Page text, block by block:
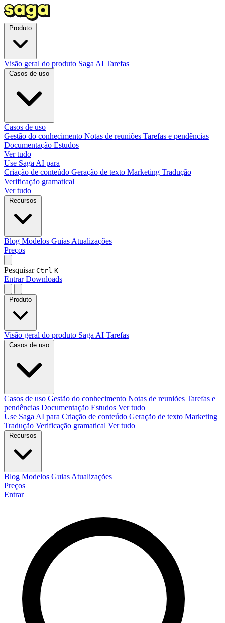
Visão geral do produto Saga AI Tarefas
Casos de uso
Gestão do conhecimento Notas de reuniões Tarefas e pendências
Documentação Estudos
Ver tudo
Use Saga AI para
Criação de conteúdo Geração de texto Marketing Tradução
Verificação gramatical
Ver tudo
Blog Modelos Guias Atualizações
Preços
Pesquisar Ctrl K
EntrarDownloads
Visão geral do produto Saga AI Tarefas
Casos de uso Gestão do conhecimento Notas de reuniões Tarefas e
pendências Documentação Estudos Ver tudo
Use Saga AI para Criação de conteúdo Geração de texto Marketing
Tradução Verificação gramatical Ver tudo
Blog Modelos Guias Atualizações
Preços
Entrar